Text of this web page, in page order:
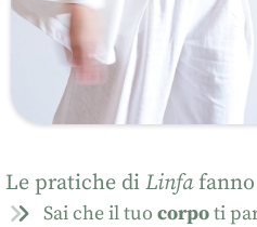
Le pratiche di Linfafanno
Sai che il tuo corpoti